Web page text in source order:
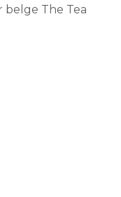
belge The Tea